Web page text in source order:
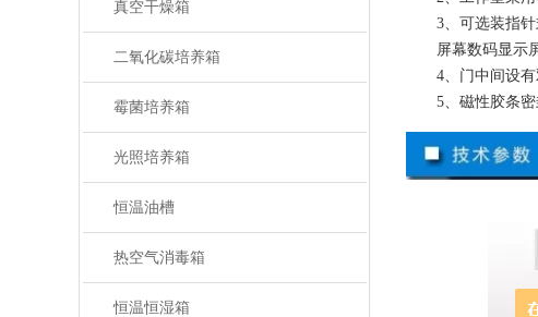
真空干燥箱
二氧化碳培养箱
霉菌培养箱
光照培养箱
恒温油槽
热空气消毒箱
恒温恒湿箱
3、可选装指
屏幕数码显示
4、门中间设
5、磁性胶条